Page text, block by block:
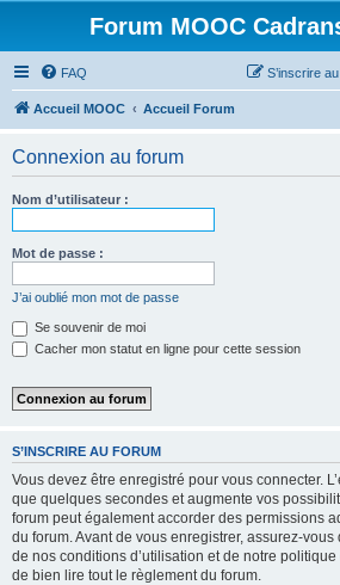
Forum MOOC
FAQ S’inscrire
Accueil MOOC Accueil Forum
Connexion au forum
Nom d’utilisateur :
Mot de passe :
J’ai oublié mon mot de passe
Se souvenir de moi
Cacher mon statut en ligne pour cette session
S’INSCRIRE AU FORUM
Vous devez être enregistré pour vous connecter.
que quelques secondes et augmente vos
forum peut également accorder des permissions
du forum. Avant de vous enregistrer, assurez-vous
de nos conditions d’utilisation et de notre
de bien lire tout le règlement du forum.